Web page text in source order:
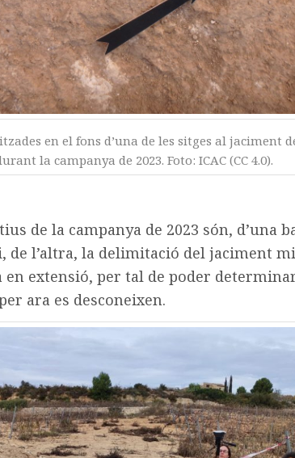
en el fons d’una de les sitges al jaciment
la campanya de 2023. Foto: ICAC (CC 4.0).
de la campanya de 2023 són, d’una
de l’altra, la delimitació del jaciment
en extensió, per tal de poder
ara es desconeixen.